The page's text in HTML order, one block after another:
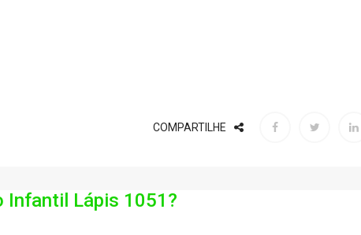
COMPARTILHE
Infantil Lápis 1051?